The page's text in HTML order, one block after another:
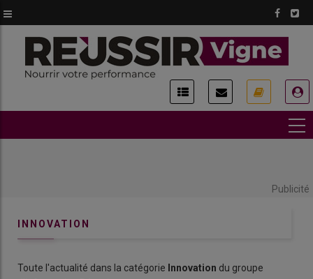
au
contenu
principal
Publicité
INNOVATION
Toute l'actualité dans la catégorie Innovation du groupe